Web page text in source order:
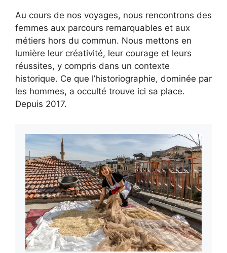
Au cours de nos voyages, nous rencontrons des
femmes aux parcours remarquables et aux
métiers hors du commun. Nous mettons en
lumière leur créativité, leur courage et leurs
réussites, y compris dans un contexte
historique. Ce que l’historiographie, dominée par
les hommes, a occulté trouve ici sa place.
Depuis 2017.